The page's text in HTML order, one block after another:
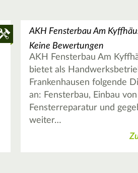
AKH Fensterbau Am
Keine Bewertungen
AKH Fensterbau Am
bietet als
Frankenhausen folgende
an: Fensterbau, Einbau
Fensterreparatur und
weiter…